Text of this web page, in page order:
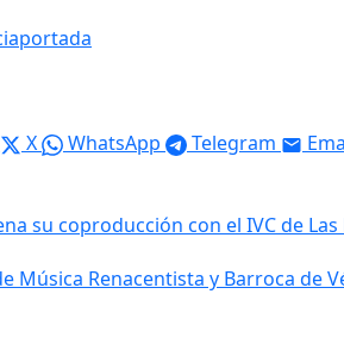
X WhatsApp Telegram
su coproducción con el IVC de
Música Renacentista y Barroca de